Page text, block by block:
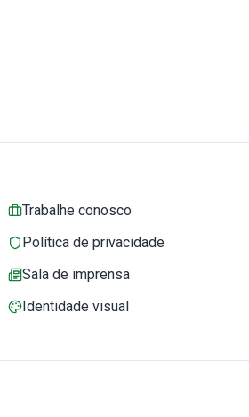
Trabalhe conosco
Política de privacidade
Sala de imprensa
Identidade visual